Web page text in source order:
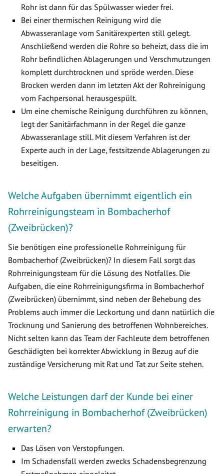
Rohr ist dann für das Spülwasser wieder frei.
Bei einer thermischen Reinigung wird die
Abwasseranlage vom Sanitärexperten still gelegt.
Anschließend werden die Rohre so beheizt, dass die im
Rohr befindlichen Ablagerungen und Verschmutzungen
komplett durchtrocknen und spröde werden. Diese
Brocken werden dann im letzten Akt der Rohreinigung
vom Fachpersonal herausgespült.
Um eine chemische Reinigung durchführen zu können,
legt der Sanitärfachmann in der Regel die ganze
Abwasseranlage still. Mit diesem Verfahren ist der
Experte auch in der Lage, festsitzende Ablagerungen zu
beseitigen.
Welche Aufgaben übernimmt eigentlich ein
Rohrreinigungsteam in Bombacherhof
(Zweibrücken)?
Sie benötigen eine professionelle Rohrreinigung für
Bombacherhof (Zweibrücken)? In diesem Fall sorgt das
Rohrreinigungsteam für die Lösung des Notfalles. Die
Aufgaben, die eine Rohrreinigungsfirma in Bombacherhof
(Zweibrücken) übernimmt, sind neben der Behebung des
Problems auch immer die Leckortung und dann natürlich die
Trocknung und Sanierung des betroffenen Wohnbereiches.
Nicht selten kann das Team der Fachleute dem betroffenen
Geschädigten bei korrekter Abwicklung in Bezug auf die
zuständige Versicherung mit Rat und Tat zur Seite stehen.
Welche Leistungen darf der Kunde bei einer
Rohrreinigung in Bombacherhof (Zweibrücken)
erwarten?
Das Lösen von Verstopfungen.
Im Schadensfall werden zwecks Schadensbegrenzung